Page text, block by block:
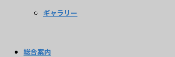
ギャラリー
総合案内